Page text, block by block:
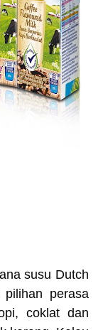
susu Dutch
perasa
coklat dan